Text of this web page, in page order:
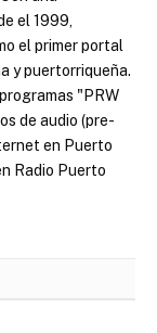
el 1999,
el primer portal
y puertorriqueña.
"PRW
de audio (pre-
en Puerto
Radio Puerto